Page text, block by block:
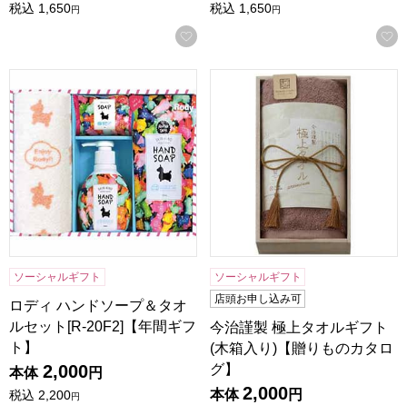
税込 1,650円
お気に入りに登録する
税込 1,650円
ロディ ハンドソープ＆タオルセット[R-20F2]【年間ギフト】
ソーシャルギフト
ロディ ハンドソープ＆タオ
ルセット[R-20F2]【年間ギフ
ト】
本体 2,000円
税込 2,200円
今治謹製 極上タオルギフト(
ソーシャルギフト
店頭お申し込み可
今治謹製 極上タオルギフト
(木箱入り)【贈りものカタロ
グ】
本体 2,000円